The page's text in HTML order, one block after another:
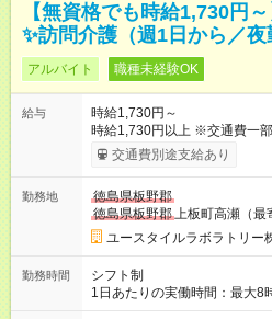
【無資格でも時給1,730円
✨訪問介護（週1日から／
アルバイト 職種未経験OK
給与
時給1,730円～
時給1,730円以上 ※交通費一
考慮して決定します 【収入例】 週1回勤務の場合：1,730円×8時
間×4回=5万5,360円 週3回勤務の場合：1,730円×8時間×12回
月 ※ 雇用形態と給与に、本採
用形態：本採用時と同じです
交通費別途支給あり
勤務地
徳島県板野郡
徳島県板野郡上板町高瀬（最
ユースタイルラボラトリー
勤務時間
シフト制
1日あたりの実働時間：最大8
00 ※週1日～OK ／ 夜勤専従 ※上記の時間内で8時間勤務（休憩